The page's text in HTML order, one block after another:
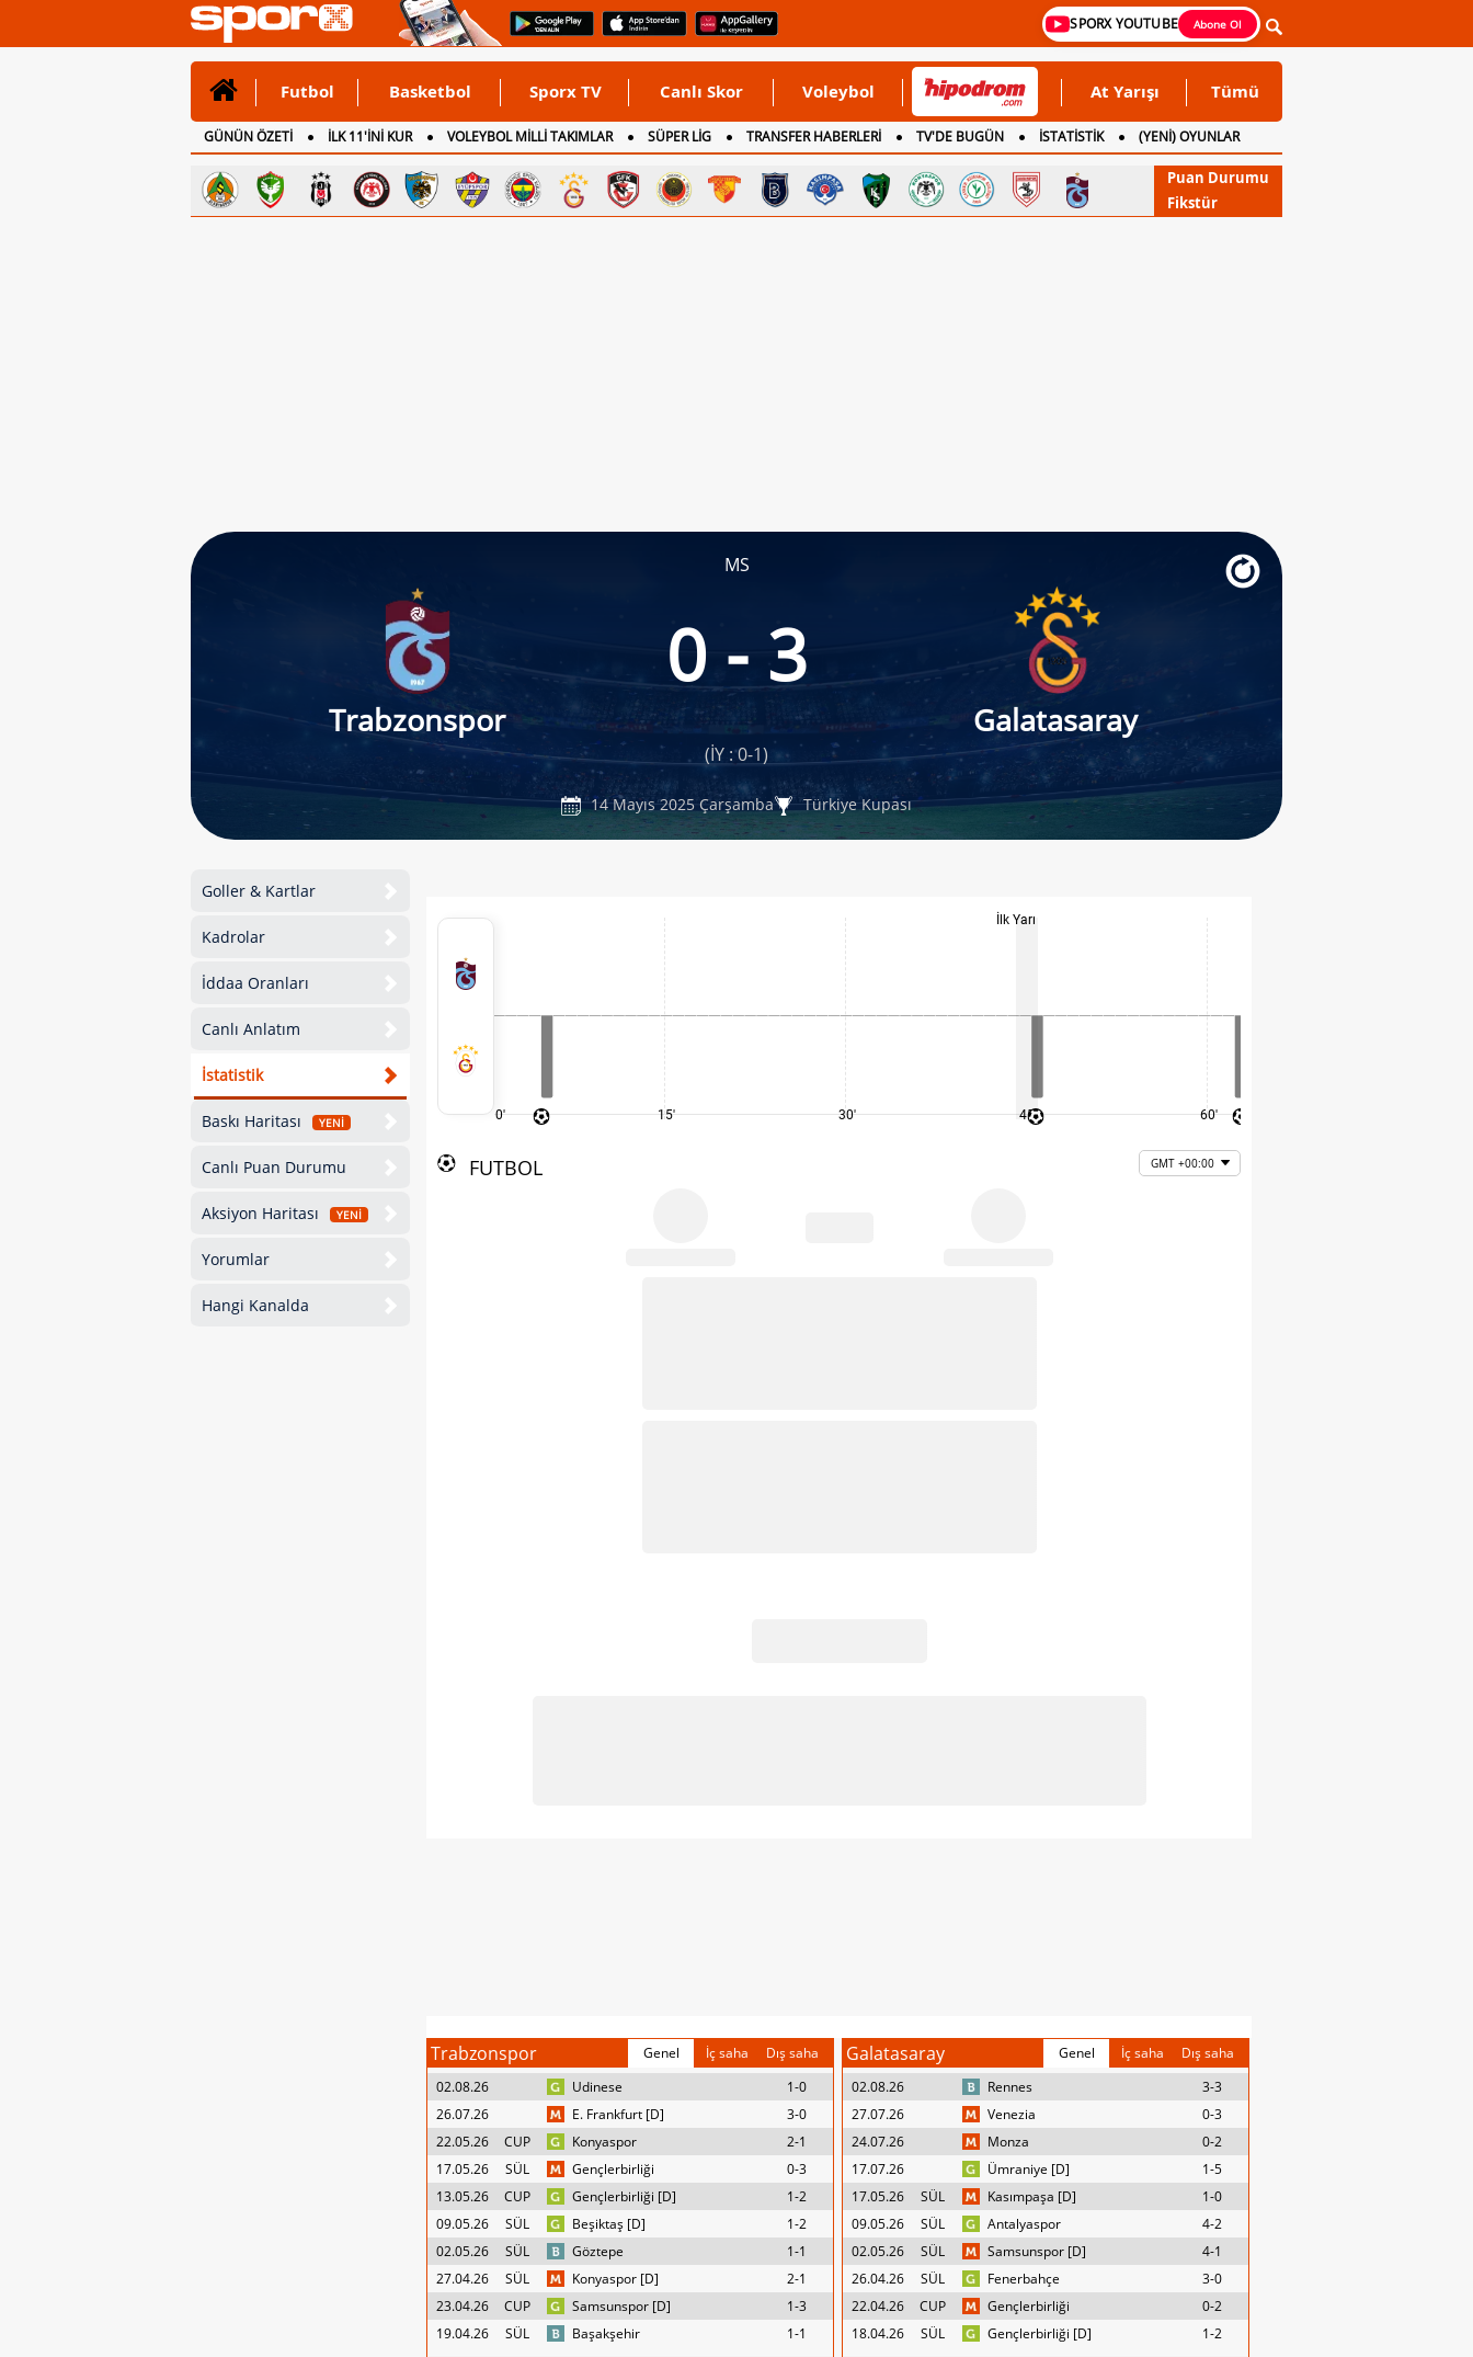
SPORX YOUTUBE Abone Ol
Futbol Basketbol Sporx TV Canlı Skor Voleybol At Yarışı Tümü
GÜNÜN ÖZETİ İLK 11'İNİ KUR VOLEYBOL MİLLİ TAKIMLAR SÜPER LİG TRANSFER HABERLERİ TV'DE BUGÜN İSTATİSTİK
(YENİ) OYUNLAR
CANLI ANLATIM
İNGİLTERE
Puan Durumu
Fikstür
MS
Trabzonspor
0 - 3
Galatasaray
(İY : 0-1)
14 Mayıs 2025 Çarşamba Türkiye Kupası
Goller & Kartlar
Kadrolar
İddaa Oranları
Canlı Anlatım
İstatistik
Baskı Haritası YENİ
Canlı Puan Durumu
Aksiyon Haritası YENİ
Yorumlar
Hangi Kanalda
0' 15' 30'
İlk Yarı
45' 60'
FUTBOL GMT +00:00
Trabzonspor Genel İç saha
Dış saha
02.08.26
Udinese
1-0
26.07.26
E. Frankfurt [D]
3-0
22.05.26
CUP Konyaspor
2-1
17.05.26
SÜL Gençlerbirliği
0-3
13.05.26
CUP Gençlerbirliği [D]
1-2
09.05.26
SÜL Beşiktaş [D]
1-2
02.05.26
SÜL Göztepe
1-1
27.04.26
SÜL Konyaspor [D]
2-1
23.04.26
CUP Samsunspor [D]
1-3
19.04.26
SÜL Başakşehir 1-1
Galatasaray Genel İç saha
Dış saha
02.08.26
Rennes
3-3
27.07.26
Venezia
0-3
24.07.26
Monza
0-2
17.07.26
Ümraniye [D]
1-5
17.05.26
SÜL Kasımpaşa [D]
1-0
09.05.26
SÜL Antalyaspor
4-2
02.05.26
SÜL Samsunspor [D]
4-1
26.04.26
SÜL Fenerbahçe
3-0
22.04.26
CUP Gençlerbirliği
0-2
18.04.26
SÜL Gençlerbirliği [D] 1-2